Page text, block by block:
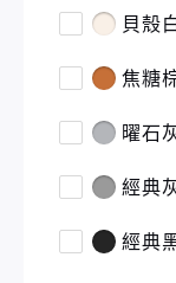
貝殼
焦糖
曜石
經典
經典